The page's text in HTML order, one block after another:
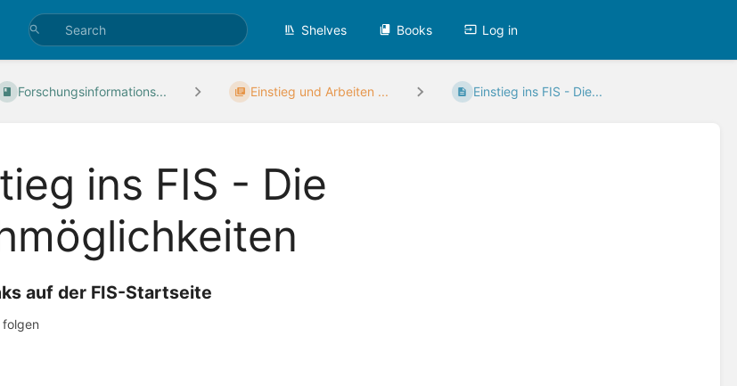
Shelves Books Log in
Forschungsinformations... Einstieg und Arbeiten ... Einstieg ins FIS - Die...
ins FIS - Die
auf der FIS-Startseite